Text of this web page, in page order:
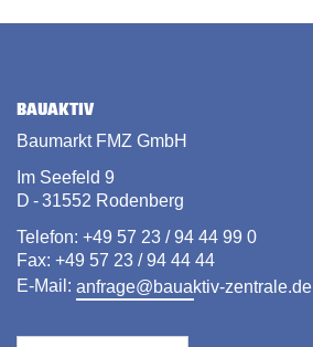
BAUAKTIV
Baumarkt FMZ GmbH
Im Seefeld 9
D - 31552 Rodenberg
Telefon: +49 57 23 / 94 44 99 0
Fax: +49 57 23 / 94 44 44
E-Mail: anfrage@bauaktiv-zentrale.de